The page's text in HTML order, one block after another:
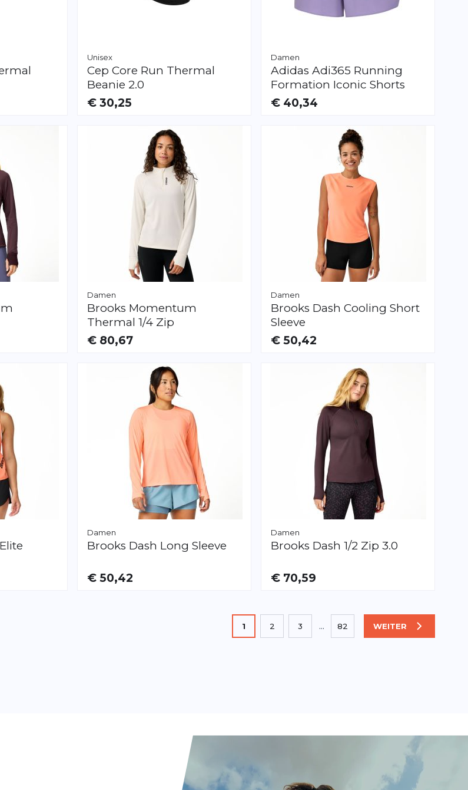
Unisex
Cep Core Run Thermal
Beanie 2.0
VERFÜGBAR
€ 30,25
Damen
Adidas Adi365 Running
Formation Iconic Shorts
VERFÜGBAR
€ 40,34
Damen
Brooks Momentum
Thermal 1/4 Zip
VERFÜGBAR
€ 80,67
Damen
Brooks Dash Cooling Short
Sleeve
VERFÜGBAR
€ 50,42
Damen
Brooks Dash Long Sleeve
VERFÜGBAR
€ 50,42
Damen
Brooks Dash 1/2 Zip 3.0
VERFÜGBAR
€ 70,59
Sie lesen gerade die Seite
1
Seite
2
Seite
3 ...
Seite
82 SEITE
WEITER